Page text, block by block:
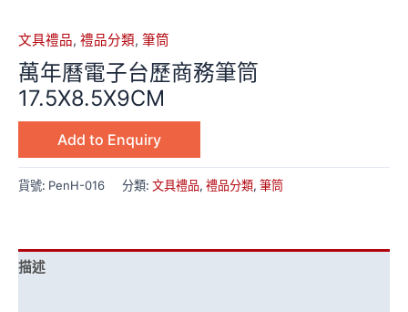
文具禮品, 禮品分類, 筆筒
萬年曆電子台歷商務筆筒
17.5X8.5X9CM
Add to Enquiry
貨號: PenH-016 分類: 文具禮品, 禮品分類, 筆筒
描述